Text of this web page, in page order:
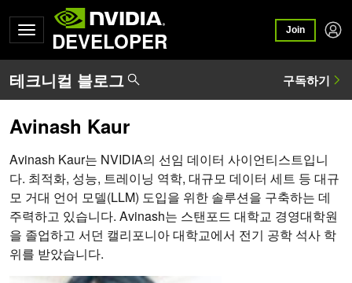
DEVELOPER Join
Avinash Kaur
Avinash Kaur는 NVIDIA의 선임 데이터 사이언티스트입니
다. 최적화, 성능, 트레이닝 역학, 대규모 데이터 세트 등 대규
모 거대 언어 모델(LLM) 도입을 위한 솔루션을 구축하는 데
주력하고 있습니다. Avinash는 스탠포드 대학교 경영대학원
을 졸업하고 서던 캘리포니아 대학교에서 전기 공학 석사 학
위를 받았습니다.